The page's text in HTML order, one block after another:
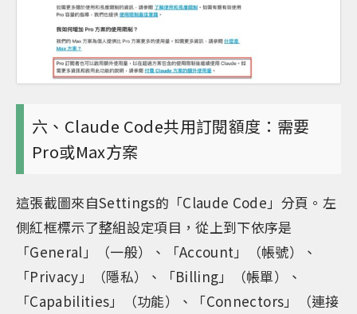
六、Claude Code共用訂閱額度：需要
Pro或Max方案
這張截圖來自Settings的「Claude Code」分頁。左
側紅框標示了整組設定項目，從上到下依序是
「General」（一般）、「Account」（帳號）、
「Privacy」（隱私）、「Billing」（帳單）、
「Capabilities」（功能）、「Connectors」（連接